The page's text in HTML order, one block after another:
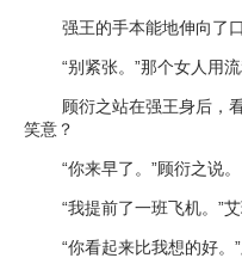
强王的手本能地伸向了
“别紧张。 ”那个女人用
顾衍之站在强王身后，
笑意？
“你来早了。 ”顾衍之说。
“我提前了一班飞机。 ”
“你看起来比我想的好。 ”